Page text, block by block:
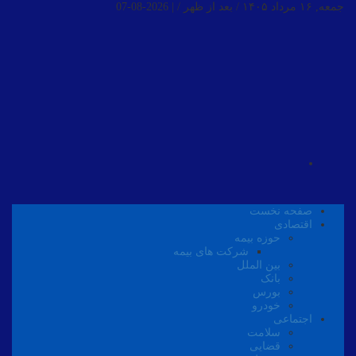
جمعه, ۱۶ مرداد ۱۴۰۵ / بعد از ظهر / 2026-08-07
صفحه نخست
اقتصادی
حوزه بیمه
شرکت های بیمه
بین الملل
بانک
بورس
خودرو
اجتماعی
سلامت
قضایی